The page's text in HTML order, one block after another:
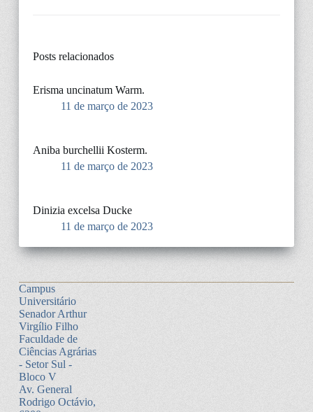
Posts relacionados
Erisma uncinatum Warm.
11 de março de 2023
Aniba burchellii Kosterm.
11 de março de 2023
Dinizia excelsa Ducke
11 de março de 2023
Campus
Universitário
Senador Arthur
Virgílio Filho
Faculdade de
Ciências Agrárias
- Setor Sul -
Bloco V
Av. General
Rodrigo Octávio,